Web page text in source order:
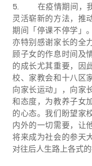
5.
在疫情期间，
灵活崭新的方法，推
期间「停课不停学」
亦特别感谢家长的全
顾子女的作息时间及
的成长尤其重要，因
校、家教会和十八区
向家长运动」，向家
和态度，为教养子女
的心态。我们盼望家
内外的一切需要，让
将来成为社会的参天
对往后人生路上各式的